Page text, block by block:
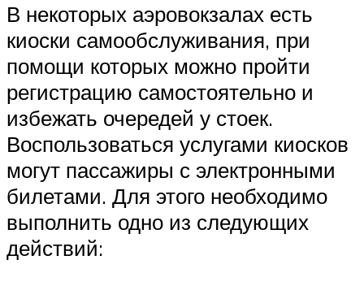
В некоторых аэровокзалах есть
киоски самообслуживания, при
помощи которых можно пройти
регистрацию самостоятельно и
избежать очередей у стоек.
Воспользоваться услугами киосков
могут пассажиры с электронными
билетами. Для этого необходимо
выполнить одно из следующих
действий: